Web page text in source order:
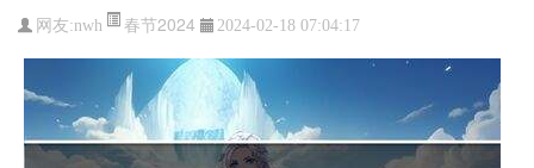
网友:nwh 春节2024 2024-02-18 07:04:17